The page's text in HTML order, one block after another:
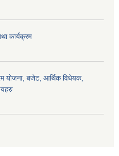
कार्यक्रम
योजना, बजेट, आर्थिक विधेयक,